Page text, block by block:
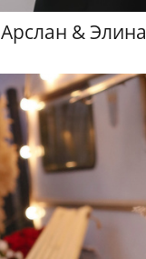
Арслан & Элина